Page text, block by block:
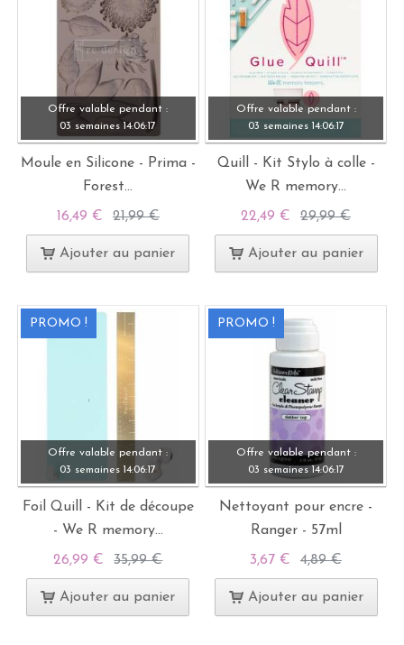
Offre valable pendant :
03 semaines 14:06:15
Moule en Silicone - Prima -
Forest...
16,49 € 21,99 €
Ajouter au panier
Offre valable pendant :
03 semaines 14:06:15
Quill - Kit Stylo à colle -
We R memory...
22,49 € 29,99 €
Ajouter au panier
PROMO !
Offre valable pendant :
03 semaines 14:06:15
Foil Quill - Kit de découpe
- We R memory...
26,99 € 35,99 €
Ajouter au panier
PROMO !
Offre valable pendant :
03 semaines 14:06:15
Nettoyant pour encre -
Ranger - 57ml
3,67 € 4,89 €
Ajouter au panier